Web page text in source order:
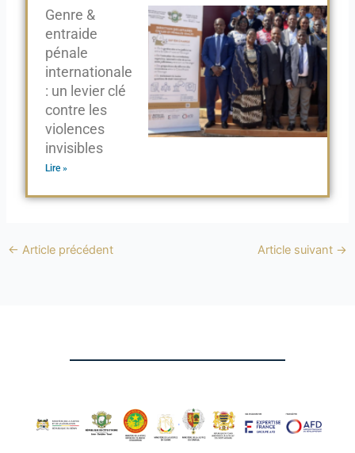
Genre &
entraide
pénale
internationale
: un levier clé
contre les
violences
invisibles
Lire »
← Article précédent Article suivant →